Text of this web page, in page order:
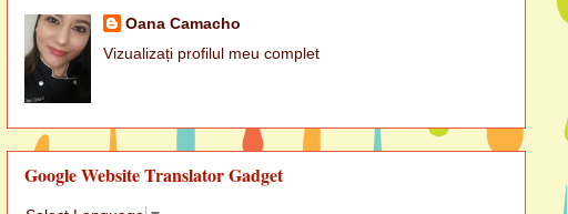
Oana Camacho
Vizualizați profilul meu complet
Google Website Translator Gadget